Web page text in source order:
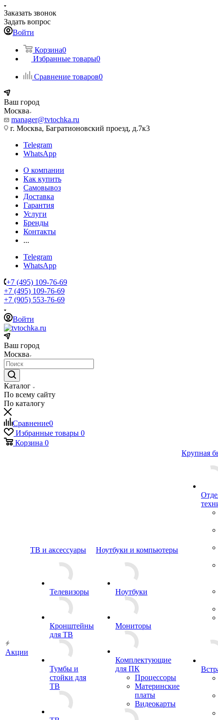
Заказать звонок
Задать вопрос
Войти
Корзина0
Избранные товары0
Сравнение товаров0
Ваш город
Москва
manager@tvtochka.ru
г. Москва, Багратионовский проезд, д.7к3
Telegram
WhatsApp
О компании
Как купить
Самовывоз
Доставка
Гарантия
Услуги
Бренды
Контакты
...
Telegram
WhatsApp
+7 (495) 109-76-69
+7 (495) 109-76-69
+7 (905) 553-76-69
Войти
Ваш город
Москва
Каталог
По всему сайту
По каталогу
Сравнение0
Избранные товары 0
Корзина 0
Акции
ТВ и аксессуары
Телевизоры
Кронштейны
для ТВ
Тумбы и
стойки для
ТВ
Ноутбуки и компьютеры
Ноутбуки
Мониторы
Комплектующие
для ПК
Процессоры
Материнские
платы
Видеокарты
Крупная